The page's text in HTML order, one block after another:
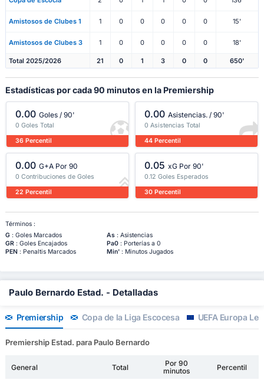
Amistosos de Clubes 1 1 0 0 0 0 0 15'
Amistosos de Clubes 3 1 0 0 0 0 0 18'
Total 2025/2026 21 0 1 3 0 0 650'
Estadísticas por cada 90 minutos en la Premiership
0.00 Goles / 90'
0 Goles Total
36 Percentil
0.00 Asistencias. / 90'
0 Asistencias Total
44 Percentil
0.00 G+A Por 90
0 Contribuciones de Goles
22 Percentil
0.05 xG Por 90'
0.12 Goles Esperados
30 Percentil
Términos :
G: Goles Marcados As: Asistencias
GR: Goles Encajados Pa0: Porterías a 0
PEN: Penaltis Marcados Min': Minutos Jugados
Paulo Bernardo Estad. - Detalladas
Premiership Copa de la Liga Escocesa UEFA Europa
Premiership Estad. para Paulo Bernardo
General Total
Por 90
minutos
Percentil